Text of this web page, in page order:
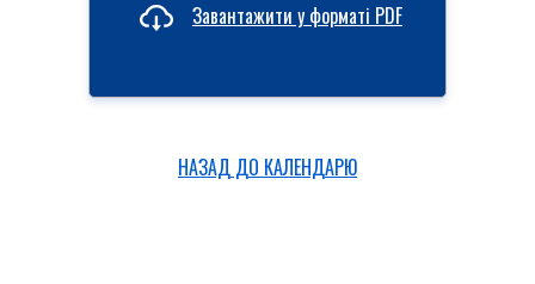
Завантажити у форматі PDF
НАЗАД ДО КАЛЕНДАРЮ